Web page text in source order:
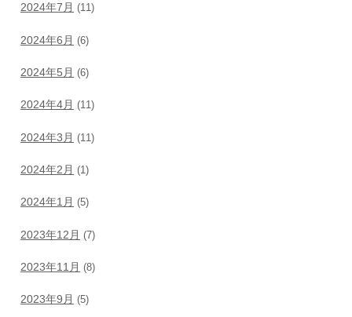
2024年7月 (11)
2024年6月 (6)
2024年5月 (6)
2024年4月 (11)
2024年3月 (11)
2024年2月 (1)
2024年1月 (5)
2023年12月 (7)
2023年11月 (8)
2023年9月 (5)